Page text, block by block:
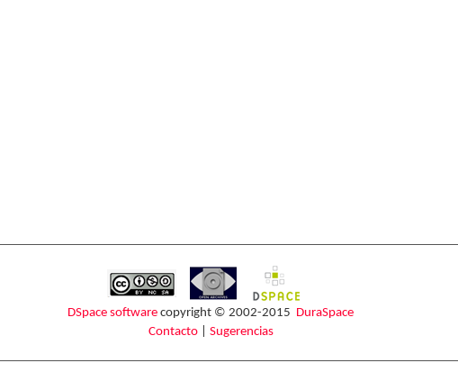
DSpace software copyright © 2002-2015 DuraSpace
Contacto| Sugerencias